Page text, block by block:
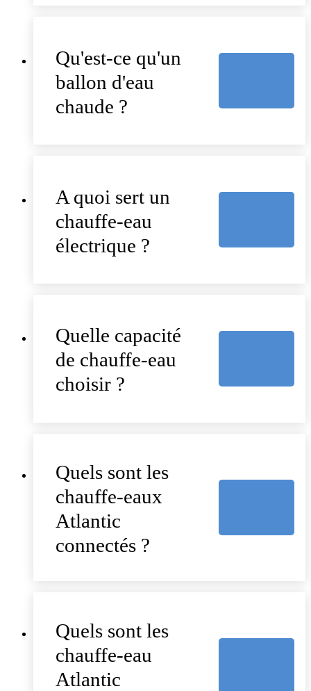
Qu'est-ce qu'un
ballon d'eau
chaude ?
A quoi sert un
chauffe-eau
électrique ?
Quelle capacité
de chauffe-eau
choisir ?
Quels sont les
chauffe-eaux
Atlantic
connectés ?
Quels sont les
chauffe-eau
Atlantic